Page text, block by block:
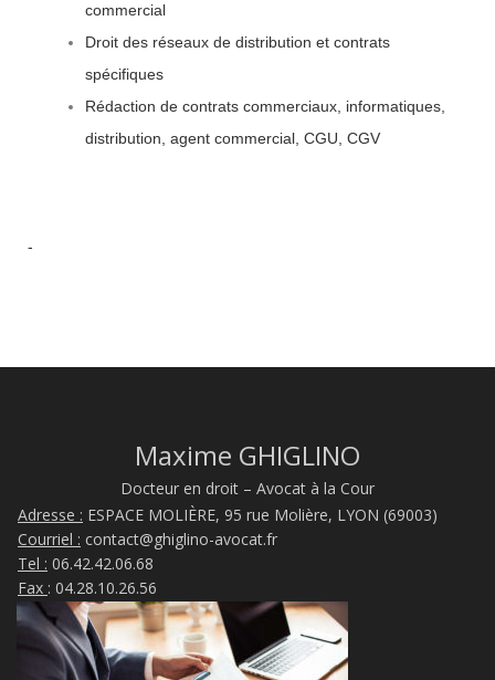
commercial
Droit des réseaux de distribution et contrats
spécifiques
Rédaction de contrats commerciaux, informatiques,
distribution, agent commercial, CGU, CGV
-
Maxime GHIGLINO
Docteur en droit – Avocat à la Cour
Adresse : ESPACE MOLIÈRE, 95 rue Molière, LYON (69003)
Courriel : contact@ghiglino-avocat.fr
Tel : 06.42.42.06.68
Fax : 04.28.10.26.56